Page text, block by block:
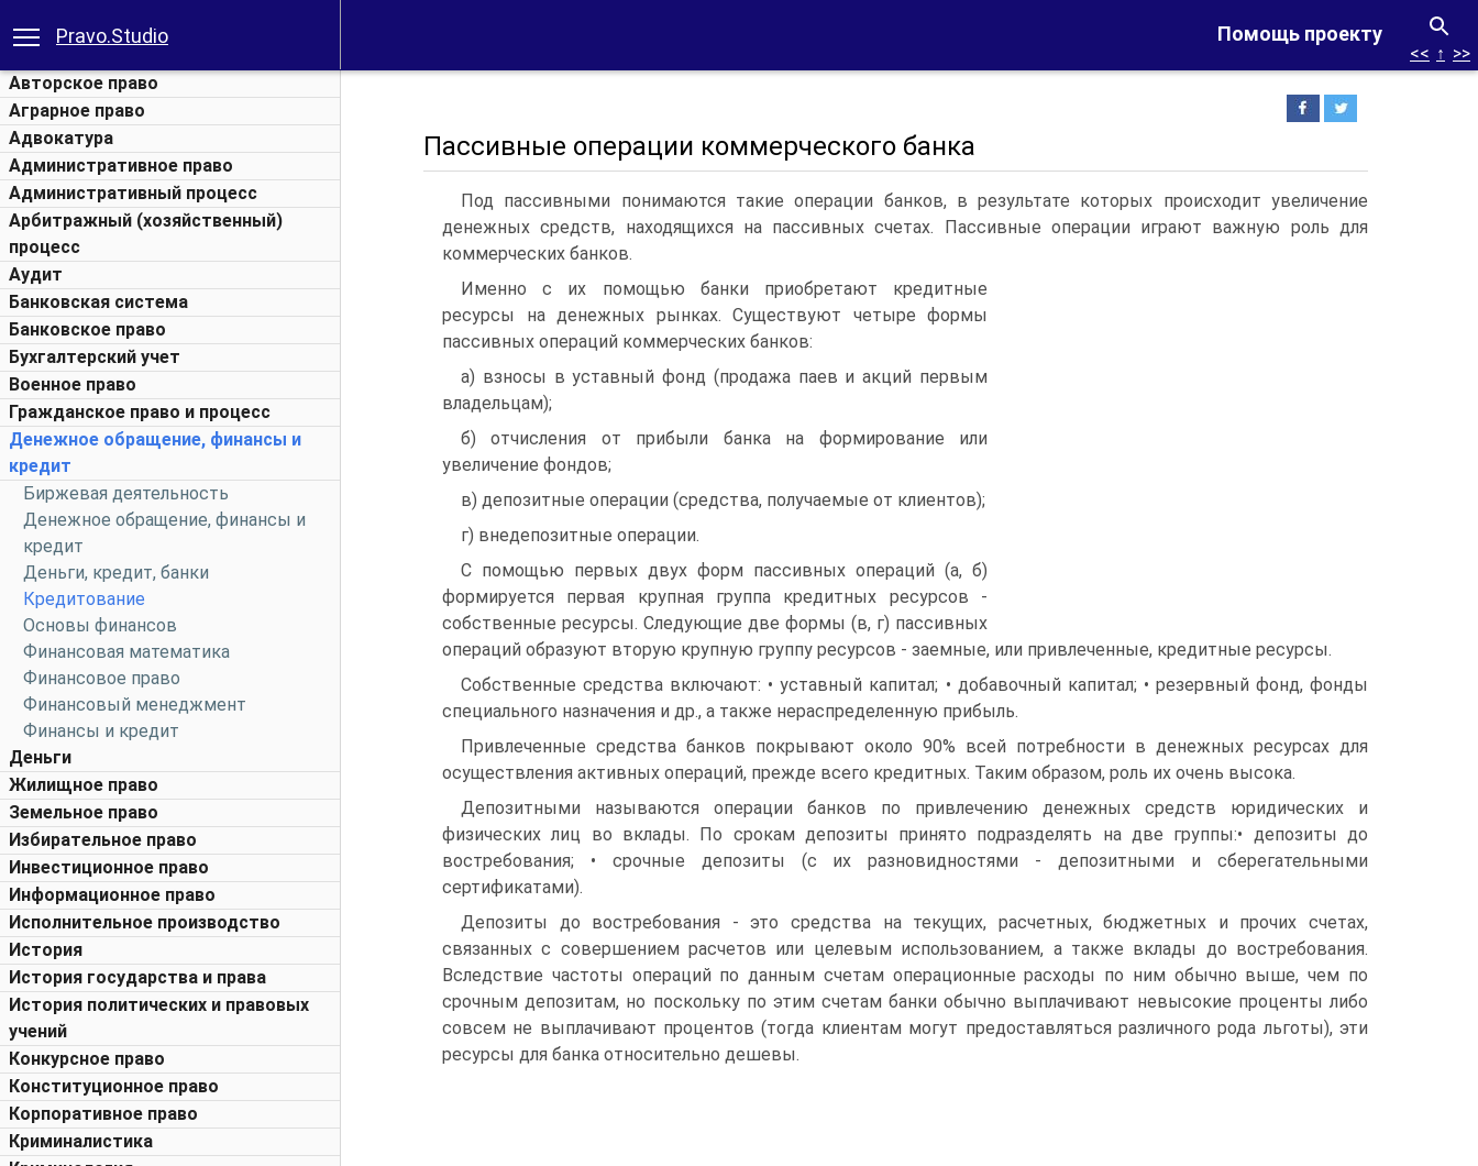
Помощь проекту
Pravo.Studio
Авторское право
Аграрное право
Адвокатура
Административное право
Административный процесс
Арбитражный (хозяйственный)
процесс
Аудит
Банковская система
Банковское право
Бухгалтерский учет
Военное право
Гражданское право и процесс
Денежное обращение, финансы и
кредит
Биржевая деятельность
Денежное обращение, финансы и
кредит
Деньги, кредит, банки
Кредитование
Основы финансов
Финансовая математика
Финансовое право
Финансовый менеджмент
Финансы и кредит
Деньги
Жилищное право
Земельное право
Избирательное право
Инвестиционное право
Информационное право
Исполнительное производство
История
История государства и права
История политических и правовых
учений
Конкурсное право
Конституционное право
Корпоративное право
Криминалистика
<< ↑ >>
Пассивные операции коммерческого банка
Под пассивными понимаются такие операции банков, в результате которых происходит увеличение
денежных средств, находящихся на пассивных счетах. Пассивные операции играют важную роль для
коммерческих банков.
Именно с их помощью банки приобретают кредитные
ресурсы на денежных рынках. Существуют четыре формы
пассивных операций коммерческих банков:
а) взносы в уставный фонд (продажа паев и акций первым
владельцам);
б) отчисления от прибыли банка на формирование или
увеличение фондов;
в) депозитные операции (средства, получаемые от клиентов);
г) внедепозитные операции.
С помощью первых двух форм пассивных операций (а, б)
формируется первая крупная группа кредитных ресурсов -
собственные ресурсы. Следующие две формы (в, г) пассивных
операций образуют вторую крупную группу ресурсов - заемные, или привлеченные, кредитные ресурсы.
Собственные средства включают: • уставный капитал; • добавочный капитал; • резервный фонд, фонды
специального назначения и др., а также нераспределенную прибыль.
Привлеченные средства банков покрывают около 90% всей потребности в денежных ресурсах для
осуществления активных операций, прежде всего кредитных. Таким образом, роль их очень высока.
Депозитными называются операции банков по привлечению денежных средств юридических и
физических лиц во вклады. По срокам депозиты принято подразделять на две группы:• депозиты до
востребования; • срочные депозиты (с их разновидностями - депозитными и сберегательными
сертификатами).
Депозиты до востребования - это средства на текущих, расчетных, бюджетных и прочих счетах,
связанных с совершением расчетов или целевым использованием, а также вклады до востребования.
Вследствие частоты операций по данным счетам операционные расходы по ним обычно выше, чем по
срочным депозитам, но поскольку по этим счетам банки обычно выплачивают невысокие проценты либо
совсем не выплачивают процентов (тогда клиентам могут предоставляться различного рода льготы), эти
ресурсы для банка относительно дешевы.